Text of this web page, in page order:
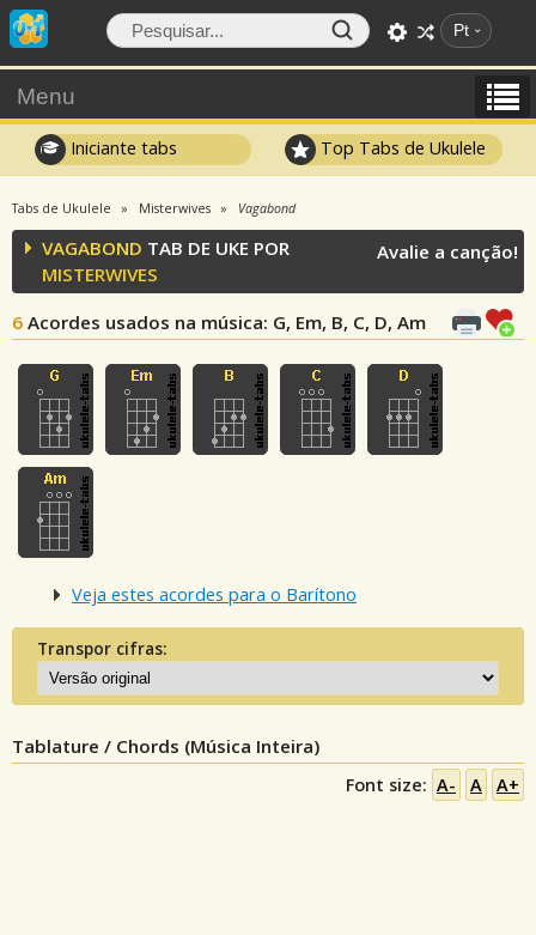
Pt
Menu
Iniciante tabs Top Tabs de Ukulele
Tabs de Ukulele Misterwives Vagabond
VAGABOND TAB DE UKE POR
MISTERWIVES
6 Acordes usados na música: G, Em, B, C, D, Am
Avalie a canção!
Veja estes acordes para o Barítono
Transpor cifras:
Tablature / Chords (Música Inteira)
Font size: A- A A+